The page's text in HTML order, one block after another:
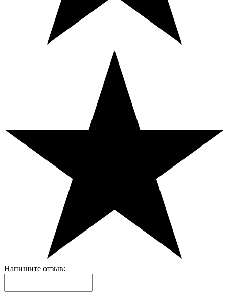
Напишите отзыв: